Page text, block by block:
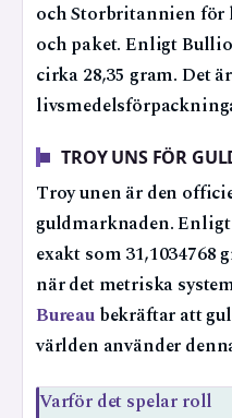
och Storbritannien för
och paket. Enligt
cirka 28,35 gram. Det
TROY UNS FÖR
Troy unen är den
guldmarknaden.
exakt som 31,1034768
när det metriska
Bureaubekräftar att
världen använder
Varför det spelar roll